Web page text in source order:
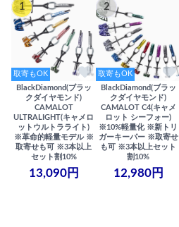
1
取寄もOK
BlackDiamond(ブラッ
クダイヤモンド)
CAMALOT
ULTRALIGHT(キャメロ
ットウルトラライト)
※革命的軽量モデル ※
取寄せも可 ※3本以上
セット割10%
13,090円
2
取寄もOK
BlackDiamond(ブラッ
クダイヤモンド)
CAMALOT C4(キャメ
ロット シーフォー)
※10%軽量化 ※新トリ
ガーキーパー ※取寄せ
も可 ※3本以上セット
割10%
12,980円